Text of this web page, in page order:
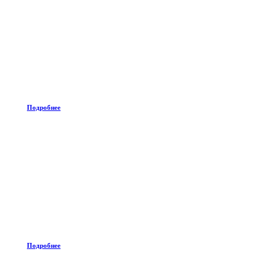
Подробнее
Подробнее